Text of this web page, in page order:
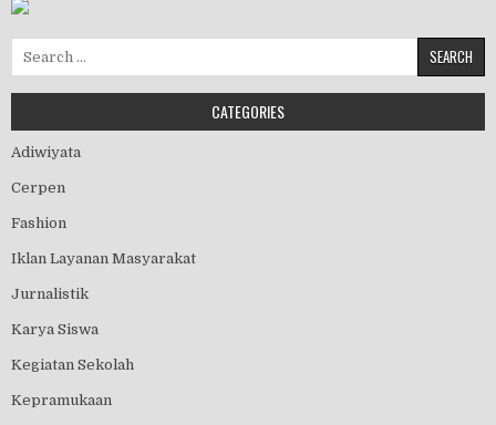
CATEGORIES
Adiwiyata
Cerpen
Fashion
Iklan Layanan Masyarakat
Jurnalistik
Karya Siswa
Kegiatan Sekolah
Kepramukaan